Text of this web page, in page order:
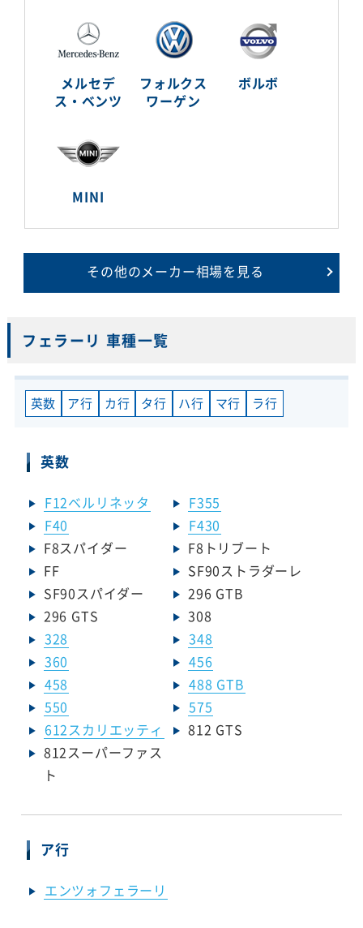
メルセデ
ス・ベンツ
フォルクス
ワーゲン
ボルボ
MINI
その他のメーカー相場を見る
フェラーリ 車種一覧
英数 ア行 カ行 タ行 ハ行 マ行 ラ行
英数
F12ベルリネッタ
F355
F40
F430
F8スパイダー
F8トリブート
FF
SF90ストラダーレ
SF90スパイダー
296 GTB
296 GTS
308
328
348
360
456
458
488 GTB
550
575
612スカリエッティ
812 GTS
812スーパーファス
ト
ア行
エンツォフェラーリ